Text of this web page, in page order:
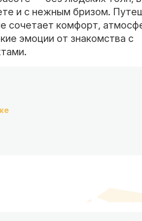
и с нежным бризом.
сочетает комфорт,
эмоции от знакомства с